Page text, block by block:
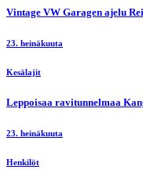
Vintage VW Garagen ajelu
23. heinäkuuta
Kesälajit
Leppoisaa ravitunnelmaa
23. heinäkuuta
Henkilöt